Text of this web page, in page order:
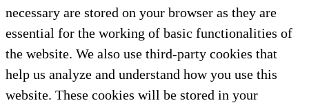
necessary are stored on your browser as they are
essential for the working of basic functionalities of
the website. We also use third-party cookies that
help us analyze and understand how you use this
website. These cookies will be stored in your